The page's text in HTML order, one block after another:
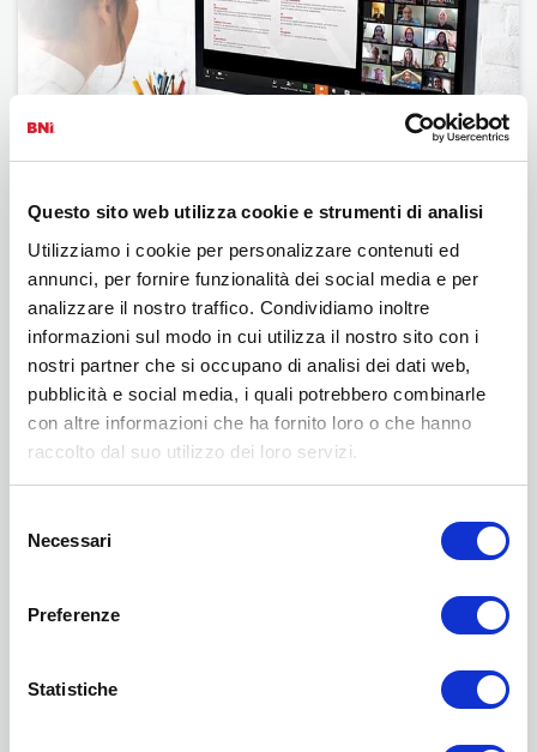
Questo sito web utilizza cookie e strumenti di analisi
Utilizziamo i cookie per personalizzare contenuti ed
annunci, per fornire funzionalità dei social media e per
analizzare il nostro traffico. Condividiamo inoltre
informazioni sul modo in cui utilizza il nostro sito con i
nostri partner che si occupano di analisi dei dati web,
pubblicità e social media, i quali potrebbero combinarle
con altre informazioni che ha fornito loro o che hanno
raccolto dal suo utilizzo dei loro servizi.
delNecessari
Preferenze
Statistiche
Podcast